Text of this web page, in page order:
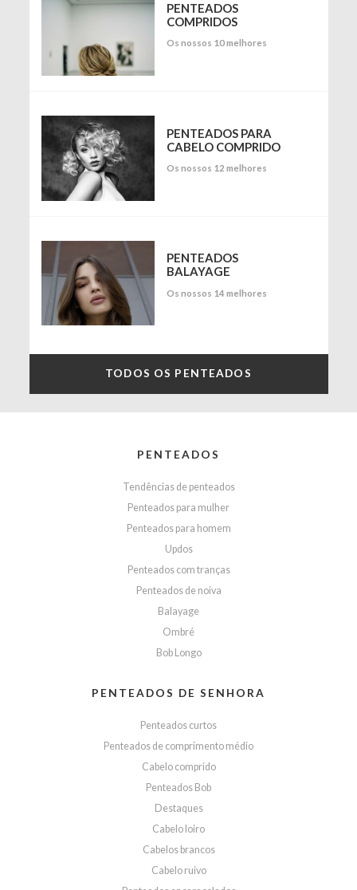
PENTEADOS
COMPRIDOS
Os nossos 10 melhores
PENTEADOS PARA
CABELO COMPRIDO
Os nossos 12 melhores
PENTEADOS
BALAYAGE
Os nossos 14 melhores
TODOS OS PENTEADOS
PENTEADOS
Tendências de penteados
Penteados para mulher
Penteados para homem
Updos
Penteados com tranças
Penteados de noiva
Balayage
Ombré
Bob Longo
PENTEADOS DE SENHORA
Penteados curtos
Penteados de comprimento médio
Cabelo comprido
Penteados Bob
Destaques
Cabelo loiro
Cabelos brancos
Cabelo ruivo